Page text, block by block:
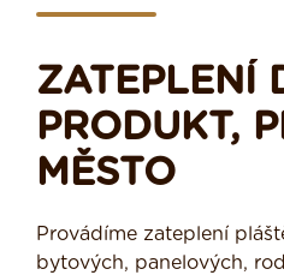
ZATEPLENÍ
PRODUKT,
MĚSTO
Provádíme zateplení
bytových, panelových,